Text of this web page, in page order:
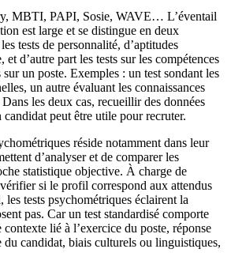
MBTI, PAPI, Sosie, WAVE… L’éventail
est large et se distingue en deux
tests de personnalité, d’aptitudes
d’autre part les tests sur les compétences
un poste. Exemples : un test sondant les
un autre évaluant les connaissances
les deux cas, recueillir des données
peut être utile pour recruter.
réside notamment dans leur
d’analyser et de comparer les
statistique objective. À charge de
si le profil correspond aux attendus
les tests psychométriques éclairent la
pas. Car un test standardisé comporte
contexte lié à l’exercice du poste, réponse
du candidat, biais culturels ou linguistiques,